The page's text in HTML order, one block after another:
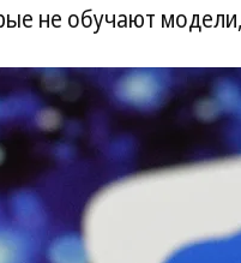
не обучают